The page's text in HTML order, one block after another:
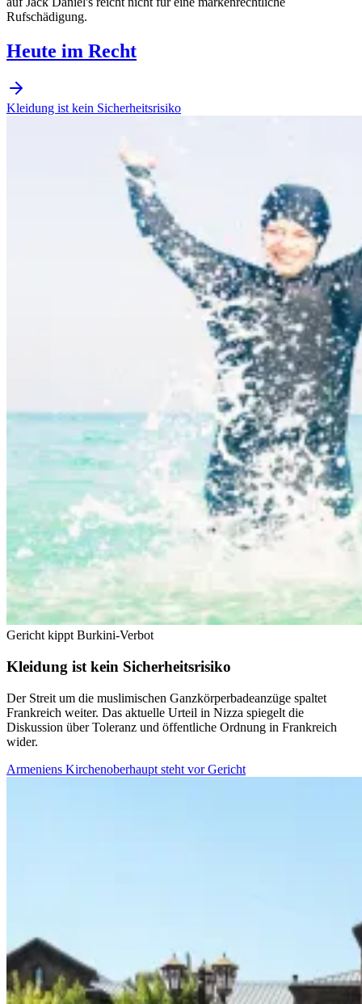
Rufschädigung.
Heute im Recht
Kleidung ist kein Sicherheitsrisiko
Gericht kippt Burkini-Verbot
Kleidung ist kein Sicherheitsrisiko
Der Streit um die muslimischen Ganzkörperbadeanzüge spaltet
Frankreich weiter. Das aktuelle Urteil in Nizza spiegelt die
Diskussion über Toleranz und öffentliche Ordnung in Frankreich
wider.
Armeniens Kirchenoberhaupt steht vor Gericht